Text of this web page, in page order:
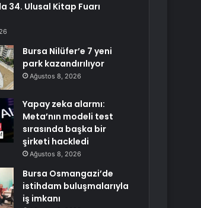
34. Ulusal Kitap Fuarı
Bursa Nilüfer’e 7 yeni
park kazandırılıyor
Ağustos 8, 2026
Yapay zeka alarmı:
Meta’nın modeli test
sırasında başka bir
şirketi hackledi
Ağustos 8, 2026
Bursa Osmangazi’de
istihdam buluşmalarıyla
iş imkanı